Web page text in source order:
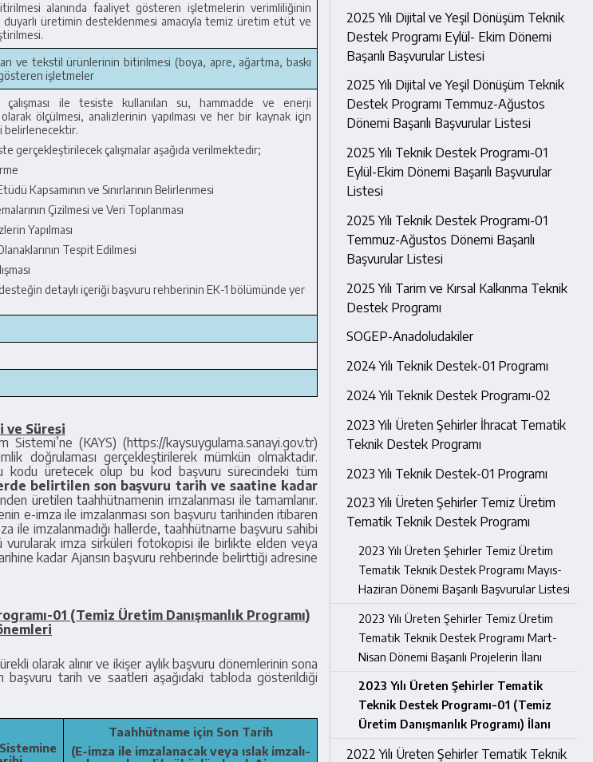
alanında faaliyet gösteren işletmelerin verimliliğinin
duyarlı üretimin desteklenmesi amacıyla temiz üretim etüt ve
ve tekstil ürünlerinin bitirilmesi (boya, apre, ağartma, baskı
işletmeler
ile tesiste kullanılan su, hammadde ve enerji
olarak ölçülmesi, analizlerinin yapılması ve her bir kaynak için
belirlenecektir.
gerçekleştirilecek çalışmalar aşağıda verilmektedir;
Kapsamının ve Sınırlarının Belirlenmesi
Çizilmesi ve Veri Toplanması
Yapılması
Tespit Edilmesi
detaylı içeriği başvuru rehberinin EK-1 bölümünde yer
ve Süresi
Sistemi’ne (KAYS) (https://kaysuygulama.sanayi.gov.tr)
doğrulaması gerçekleştirilerek mümkün olmaktadır.
kodu üretecek olup bu kod başvuru sürecindeki tüm
belirtilen son başvuru tarih ve saatine kadar
üretilen taahhütnamenin imzalanması ile tamamlanır.
e-imza ile imzalanması son başvuru tarihinden itibaren
ile imzalanmadığı hallerde, taahhütname başvuru sahibi
vurularak imza sirküleri fotokopisi ile birlikte elden veya
kadar Ajansın başvuru rehberinde belirttiği adresine
01 (Temiz Üretim Danışmanlık Programı)
olarak alınır ve ikişer aylık başvuru dönemlerinin sona
tarih ve saatleri aşağıdaki tabloda gösterildiği
Taahhütname için Son Tarih
(E-imza ile imzalanacak veya ıslak imzalı-
2025 Yılı Dijital ve Yeşil Dönüşüm Teknik
Destek Programı Eylül- Ekim Dönemi
Başarılı Başvurular Listesi
2025 Yılı Dijital ve Yeşil Dönüşüm Teknik
Destek Programı Temmuz-Ağustos
Dönemi Başarılı Başvurular Listesi
2025 Yılı Teknik Destek Programı-01
Eylül-Ekim Dönemi Başarılı Başvurular
Listesi
2025 Yılı Teknik Destek Programı-01
Temmuz-Ağustos Dönemi Başarılı
Başvurular Listesi
2025 Yılı Tarim ve Kırsal Kalkınma Teknik
Destek Programı
SOGEP-Anadoludakiler
2024 Yılı Teknik Destek-01 Programı
2024 Yılı Teknik Destek Programı-02
2023 Yılı Üreten Şehirler İhracat Tematik
Teknik Destek Programı
2023 Yılı Teknik Destek-01 Programı
2023 Yılı Üreten Şehirler Temiz Üretim
Tematik Teknik Destek Programı
2023 Yılı Üreten Şehirler Temiz Üretim
Tematik Teknik Destek Programı Mayıs-
Haziran Dönemi Başarılı Başvurular Listesi
2023 Yılı Üreten Şehirler Temiz Üretim
Tematik Teknik Destek Programı Mart-
Nisan Dönemi Başarılı Projelerin İlanı
2023 Yılı Üreten Şehirler Tematik
Teknik Destek Programı-01 (Temiz
Üretim Danışmanlık Programı) İlanı
2022 Yılı Üreten Şehirler Tematik Teknik